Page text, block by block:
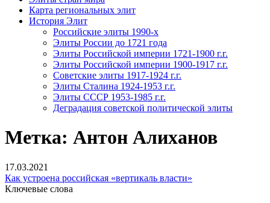
Картa региональных элит
История Элит
Российские элиты 1990-х
Элиты России до 1721 года
Элиты Российской империи 1721-1900 г.г.
Элиты Российской империи 1900-1917 г.г.
Советские элиты 1917-1924 г.г.
Элиты Сталина 1924-1953 г.г.
Элиты СССР 1953-1985 г.г.
Деградация советской политической элиты
Метка: Антон Алиханов
17.03.2021
Как устроена российская «вертикаль власти»
Ключевые слова